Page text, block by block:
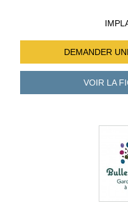
DEMANDER
VOIR LA